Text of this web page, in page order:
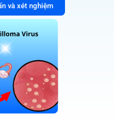
và xét nghiệm